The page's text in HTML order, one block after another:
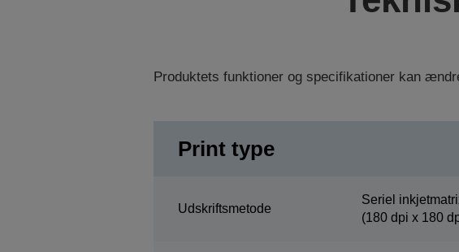
Produktets funktioner og specifikationer kan
Print type
Udskriftsmetode
Seriel
(180 dpi x 180